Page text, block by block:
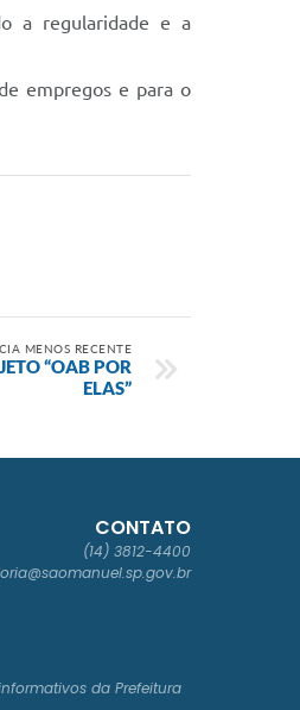
a regularidade e a
empregos e para o
MENOS RECENTE
“OAB POR
ELAS”
CONTATO
(14) 3812-4400
da Prefeitura